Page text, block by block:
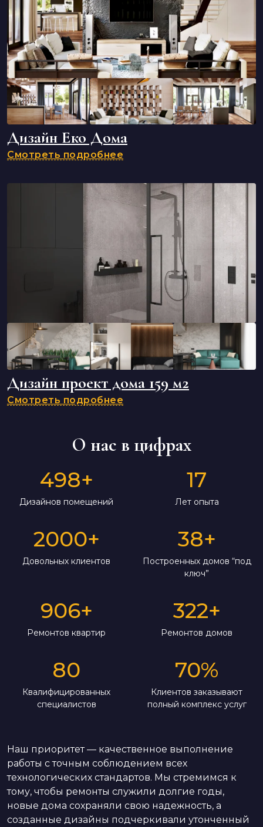
Дизайн Еко Дома
Смотреть подробнее
Дизайн проект дома 159 м2
Смотреть подробнее
О нас в цифрах
498+
Дизайнов помещений
17
Лет опыта
2000+
Довольных клиентов
38+
Построенных домов “под
ключ”
906+
Ремонтов квартир
322+
Ремонтов домов
80
Квалифицированных
специалистов
70%
Клиентов заказывают
полный комплекс услуг
Наш приоритет — качественное выполнение
работы с точным соблюдением всех
технологических стандартов. Мы стремимся к
тому, чтобы ремонты служили долгие годы,
новые дома сохраняли свою надежность, а
созданные дизайны подчеркивали утонченный